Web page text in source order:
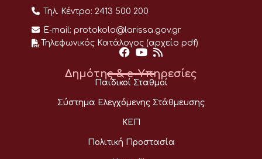
Τηλ. Κέντρο: 2413 500 200
E-mail: protokolo@larissa.gov.gr
Τηλεφωνικός Κατάλογος (αρχείο pdf)
Δημότης & e-Υπηρεσίες
Παιδικοί Σταθμοί
Σύστημα Ελεγχόμενης Στάθμευσης
ΚΕΠ
Πολιτική Προστασία